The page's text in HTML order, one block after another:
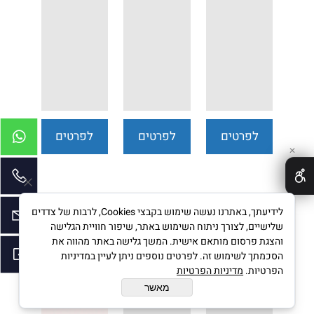
לפרטים
לפרטים
לפרטים
מופע
המילים
והשירים –
ליהיא לפיד
חינוך בלתי
פורמאלי, זוגי,
"ללכת שבי
אחריהם" -
מופע מחווה
לאהוד מנור
| נעמי שמר |
פורמאלי
"יש בי
אהבה" -
איינשטיין
✕
לידיעתך, באתרנו נעשה שימוש בקבצי Cookies, לרבות של צדדים
שלישיים, לצורך ניתוח השימוש באתר, שיפור חוויית הגלישה
והצגת פרסום מותאם אישית. המשך גלישה באתר מהווה את
הסכמתך לשימוש זה. לפרטים נוספים ניתן לעיין במדיניות
הפרטיות. מדיניות הפרטיות
מאשר